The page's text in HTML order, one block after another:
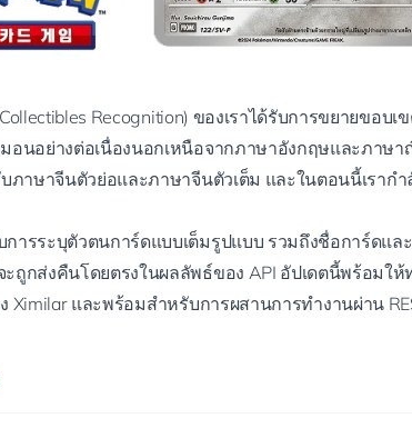
Collectibles Recognition) ของเราได้รับการขยายขอบเ
อนอย่างต่อเนื่องนอกเหนือจากภาษาอังกฤษและภาษ
ภาษาจีนตัวย่อและภาษาจีนตัวเต็ม และในตอนนี้เราก
ารระบุตัวตนการ์ดแบบเต็มรูปแบบ รวมถึงชื่อการ์ดแล
ถูกส่งคืนโดยตรงในผลลัพธ์ของ API อัปเดตนี้พร้อมให้
Ximilar และพร้อมสำหรับการผสานการทำงานผ่าน